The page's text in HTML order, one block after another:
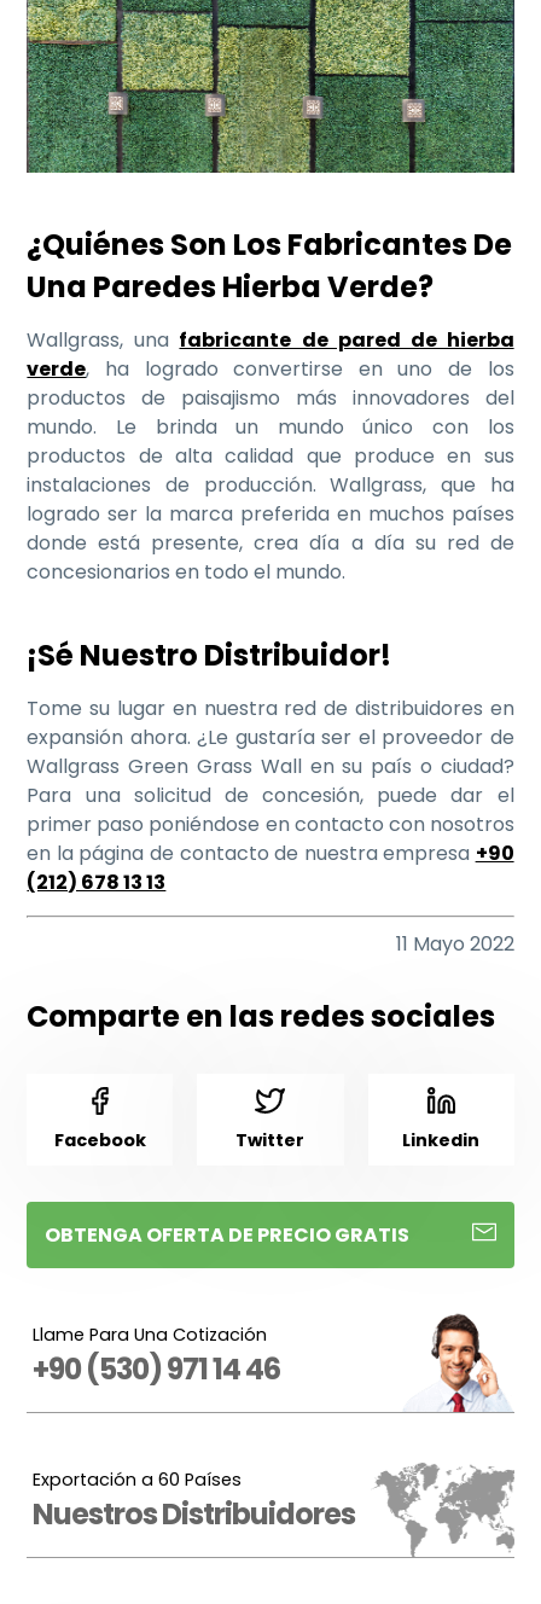
¿Quiénes Son Los Fabricantes De
Una Paredes Hierba Verde?
Wallgrass, una fabricante de pared de hierba
verde, ha logrado convertirse en uno de los
productos de paisajismo más innovadores del
mundo. Le brinda un mundo único con los
productos de alta calidad que produce en sus
instalaciones de producción. Wallgrass, que ha
logrado ser la marca preferida en muchos países
donde está presente, crea día a día su red de
concesionarios en todo el mundo.
¡Sé Nuestro Distribuidor!
Tome su lugar en nuestra red de distribuidores en
expansión ahora. ¿Le gustaría ser el proveedor de
Wallgrass Green Grass Wall en su país o ciudad?
Para una solicitud de concesión, puede dar el
primer paso poniéndose en contacto con nosotros
en la página de contacto de nuestra empresa +90
(212) 678 13 13
11 Mayo 2022
Comparte en las redes sociales
Facebook Twitter Linkedin
OBTENGA OFERTA DE PRECIO GRATIS
Llame Para Una Cotización
+90 (530) 971 14 46
Exportación a 60 Países
Nuestros Distribuidores